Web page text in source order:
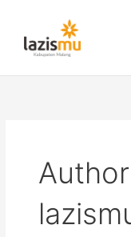
konten